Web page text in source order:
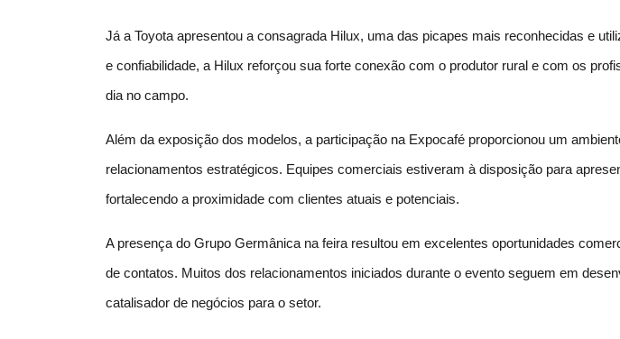
Já a Toyota apresentou a consagrada Hilux, uma das picapes mais reconhecidas e
e confiabilidade, a Hilux reforçou sua forte conexão com o produtor rural e com os
dia no campo.
Além da exposição dos modelos, a participação na Expocafé proporcionou um
relacionamentos estratégicos. Equipes comerciais estiveram à disposição para
fortalecendo a proximidade com clientes atuais e potenciais.
A presença do Grupo Germânica na feira resultou em excelentes oportunidades
de contatos. Muitos dos relacionamentos iniciados durante o evento seguem em
catalisador de negócios para o setor.